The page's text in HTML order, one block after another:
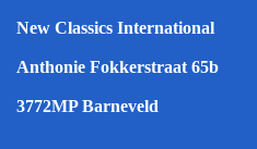
New Classics International
Anthonie Fokkerstraat 65b
3772MP Barneveld